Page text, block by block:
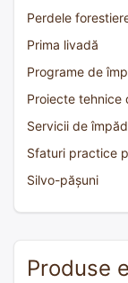
Perdele
Prima livadă
Programe de
Proiecte tehnice
Servicii de
Sfaturi practice
Silvo-pășuni
Produse